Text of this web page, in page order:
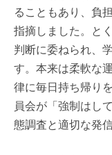
ることもあり、負
指摘しました。と
判断に委ねられ、
す。本来は柔軟な
律に毎日持ち帰り
員会が「強制はし
態調査と適切な発